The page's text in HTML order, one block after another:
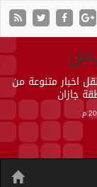
اخبار متنوعة من
جازان